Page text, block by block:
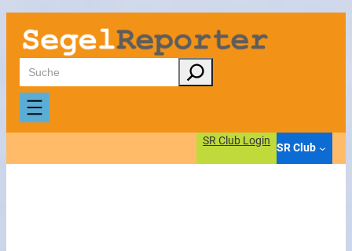
Zum
Inhalt
springen
Suchen
SR Club Login
SR Club